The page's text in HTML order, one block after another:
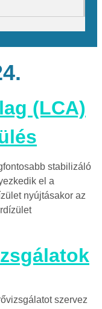
(LCA)
stabilizáló
el a
nyújtásakor az
szervez